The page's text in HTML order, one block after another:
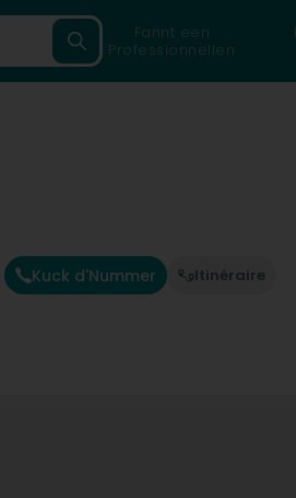
Fannt een
Professionnellen
Kuck d'Nummer Itinéraire